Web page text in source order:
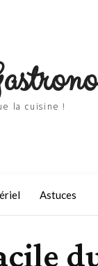
la cuisine !
Astuces